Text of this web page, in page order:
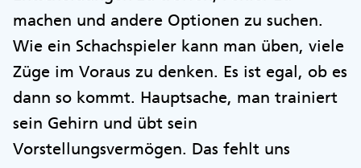
machen und andere Optionen zu suchen.
Wie ein Schachspieler kann man üben, viele
Züge im Voraus zu denken. Es ist egal, ob es
dann so kommt. Hauptsache, man trainiert
sein Gehirn und übt sein
Vorstellungsvermögen. Das fehlt uns